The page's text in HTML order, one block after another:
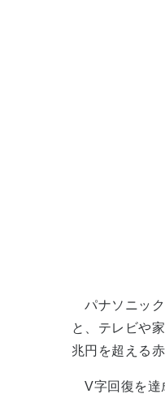
パナソニック
と、テレビや
兆円を超える
V字回復を達